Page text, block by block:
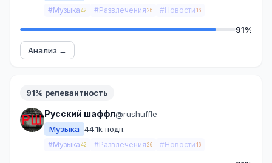
#Музыка 42 #Развлечения 26 #Новости 16
91%
Анализ →
91% релевантность
Русский шаффл@rushuffle
Музыка 44.1k подп.
#Музыка 42 #Развлечения 26 #Новости 16